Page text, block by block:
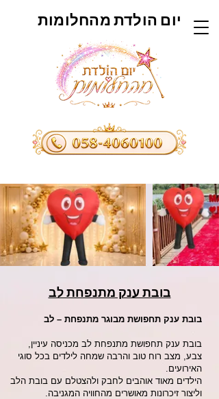
יום הולדת מהחלומות
בובת ענק מתנפחת לב
בובת ענק תחפושת מבוגר מתנפחת – לב
בובת ענק תחפושת מתנפחת לב מכניסה עיניין,
צבע, מצב רוח טוב והרבה שמחה לילדים בכל סוגי
האירועים.
הילדים מאוד אוהבים לחבק ולהצטלם עם בובת הלב
וליצור זיכרונות מאושרים מהחוויה המגניבה.